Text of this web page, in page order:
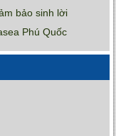
bảo sinh lời
Phú Quốc